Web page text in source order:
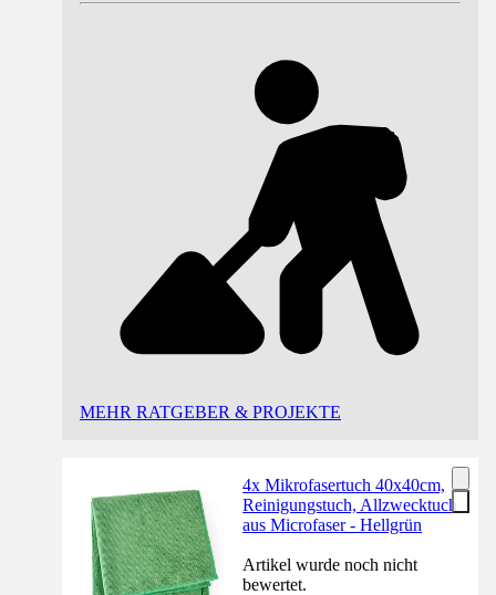
MEHR RATGEBER & PROJEKTE
4x Mikrofasertuch 40x40cm,
Reinigungstuch, Allzwecktuch
aus Microfaser - Hellgrün
Artikel wurde noch nicht
bewertet.